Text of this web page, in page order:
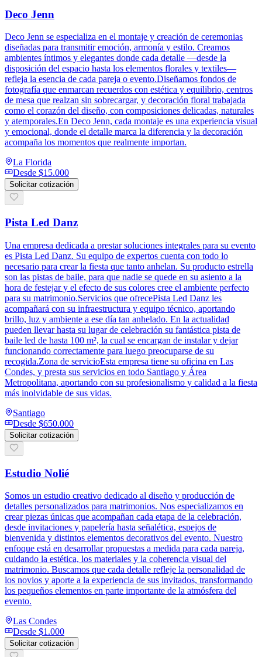
Deco Jenn
Deco Jenn se especializa en el montaje y creación de ceremonias
diseñadas para transmitir emoción, armonía y estilo. Creamos
ambientes íntimos y elegantes donde cada detalle —desde la
disposición del espacio hasta los elementos florales y textiles—
refleja la esencia de cada pareja o evento.Diseñamos fondos de
fotografía que enmarcan recuerdos con estética y equilibrio, centros
de mesa que realzan sin sobrecargar, y decoración floral trabajada
como el corazón del diseño, con composiciones delicadas, naturales
y atemporales.En Deco Jenn, cada montaje es una experiencia visual
y emocional, donde el detalle marca la diferencia y la decoración
acompaña los momentos que realmente importan.
La Florida
Desde $15.000
Solicitar cotización
Pista Led Danz
Una empresa dedicada a prestar soluciones integrales para su evento
es Pista Led Danz. Su equipo de expertos cuenta con todo lo
necesario para crear la fiesta que tanto anhelan. Su producto estrella
son las pistas de baile, para que nadie se quede en su asiento a la
hora de festejar y el efecto de sus colores cree el ambiente perfecto
para su matrimonio.Servicios que ofrecePista Led Danz les
acompañará con su infraestructura y equipo técnico, aportando
brillo, luz y ambiente a ese día tan anhelado. En la actualidad
pueden llevar hasta su lugar de celebración su fantástica pista de
baile led de hasta 100 m², la cual se encargan de instalar y dejar
funcionando correctamente para luego preocuparse de su
recogida.Zona de servicioEsta empresa tiene su oficina en Las
Condes, y presta sus servicios en todo Santiago y Área
Metropolitana, aportando con su profesionalismo y calidad a la fiesta
más inolvidable de sus vidas.
Santiago
Desde $650.000
Solicitar cotización
Estudio Nolié
Somos un estudio creativo dedicado al diseño y producción de
detalles personalizados para matrimonios. Nos especializamos en
crear piezas únicas que acompañan cada etapa de la celebración,
desde invitaciones y papelería hasta señalética, espejos de
bienvenida y distintos elementos decorativos del evento. Nuestro
enfoque está en desarrollar propuestas a medida para cada pareja,
cuidando la estética, los materiales y la coherencia visual del
matrimonio. Buscamos que cada detalle refleje la personalidad de
los novios y aporte a la experiencia de sus invitados, transformando
los pequeños elementos en parte importante de la atmósfera del
evento.
Las Condes
Desde $1.000
Solicitar cotización